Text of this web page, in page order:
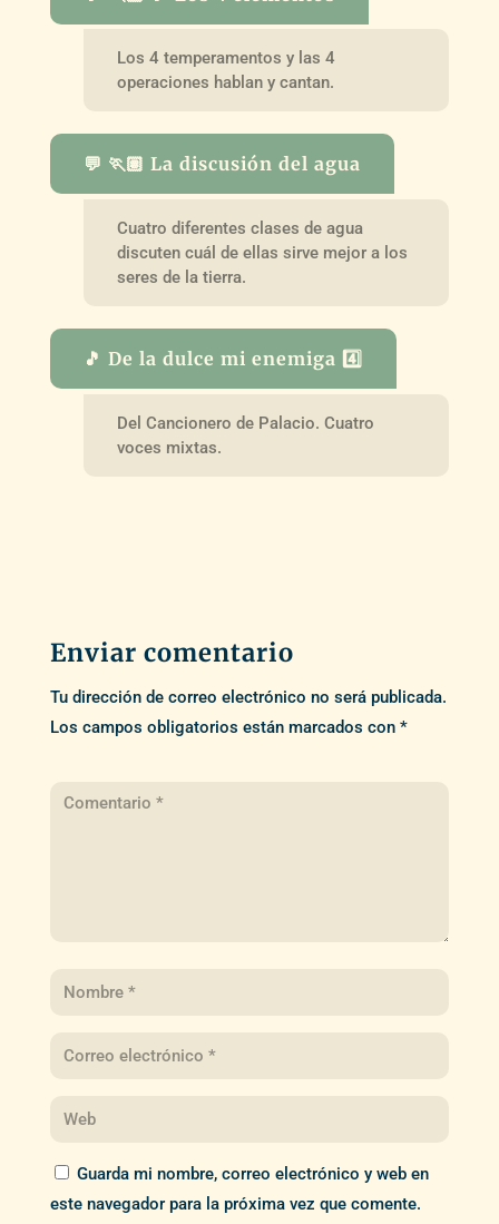
Los 4 temperamentos y las 4
operaciones hablan y cantan.
💬 🏃🏽 La discusión del agua
Cuatro diferentes clases de agua
discuten cuál de ellas sirve mejor a los
seres de la tierra.
🎵 De la dulce mi enemiga 4️⃣
Del Cancionero de Palacio. Cuatro
voces mixtas.
Enviar comentario
Tu dirección de correo electrónico no será publicada.
Los campos obligatorios están marcados con *
Guarda mi nombre, correo electrónico y web en
este navegador para la próxima vez que comente.